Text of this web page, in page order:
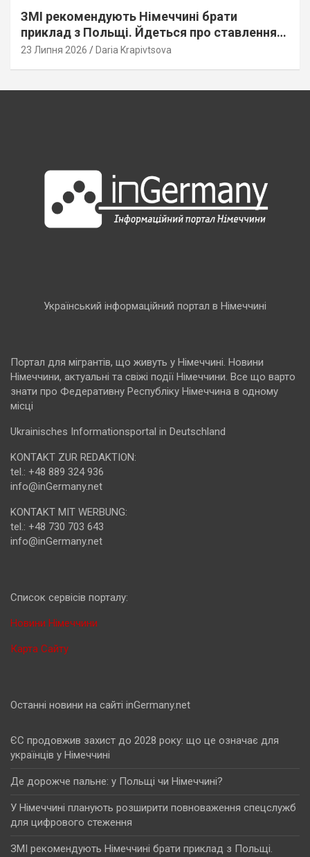
ЗМІ рекомендують Німеччині брати
приклад з Польщі. Йдеться про ставлення
до українців
23 Липня 2026 Daria Krapivtsova
Український інформаційний портал в Німеччині
Портал для мігрантів, що живуть у Німеччині. Новини
Німеччини, актуальні та свіжі події Німеччини. Все що варто
знати про Федеративну Республіку Німеччина в одному
місці
Ukrainisches Informationsportal in Deutschland
KONTAKT ZUR REDAKTION:
tel.: +48 889 324 936
info@inGermany.net
KONTAKT MIT WERBUNG:
tel.: +48 730 703 643
info@inGermany.net
Cписок сервісів порталу:
Новини Німеччини
Карта Сайту
Останні новини на сайті inGermany.net
ЄС продовжив захист до 2028 року: що це означає для
українців у Німеччині
Де дорожче пальне: у Польщі чи Німеччині?
У Німеччині планують розширити повноваження спецслужб
для цифрового стеження
ЗМІ рекомендують Німеччині брати приклад з Польщі.